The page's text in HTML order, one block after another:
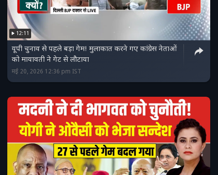
12:11
यूपी चुनाव से पहले बड़ा गेम! मुलाकात करने गए कांग्रेस नेताओं
को मायावती ने गेट से लौटाया
मई 20, 2026 12:36 pm IST